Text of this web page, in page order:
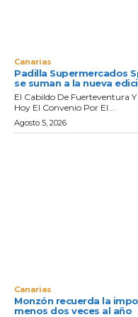
Canarias
Padilla Supermercados
se suman a la nueva
El Cabildo De Fuerteventura
Hoy El Convenio Por El...
Agosto 5, 2026
Canarias
Monzón recuerda la
menos dos veces al año